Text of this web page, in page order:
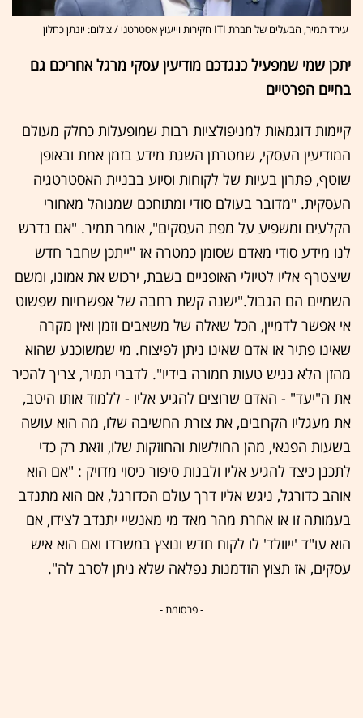
עירד תמיר, הבעלים של חברת ITI חקירות וייעוץ אסטרטגי / צילום: יונתן כחלון
יתכן שמי שמפעיל כנגדכם מודיעין עסקי מרגל אחריכם גם
בחיים הפרטיים
קיימות דוגמאות למניפולציות רבות שמופעלות כחלק מעולם
המודיעין העסקי, שמטרתן השגת מידע בזמן אמת ובאופן
שוטף, פתרון בעיות של לקוחות וסיוע בבניית האסטרטגיה
העסקית. "מדובר בעולם סודי ומתוחכם שמנוהל מאחורי
הקלעים ומשפיע על מפת העסקים", אומר תמיר. "אם נדרש
לנו מידע סודי מאדם שסומן כמטרה אז "ייתכן שחבר חדש
שיצטרף אליו לטיולי האופניים בשבת, ירכוש את אמונו, ומשם
השמיים הם הגבול."ישנה קשת רחבה של אפשרויות שפשוט
אי אפשר לדמיין, הכל שאלה של משאבים וזמן ואין מקרה
שאינו פתיר או אדם שאינו ניתן לפיצוח. מי שמשוכנע שהוא
מהזן הלא נגיש טעות חמורה בידיו". לדברי תמיר, צריך להכיר
את ה"יעד" - האדם שרוצים להגיע אליו - ללמוד אותו היטב,
את מעגליו הקרובים, את צורת החשיבה שלו, מה הוא עושה
בשעות הפנאי, מהן החולשות והחוזקות שלו, וזאת רק כדי
לתכנן כיצד להגיע אליו ולבנות סיפור כיסוי מדויק : "אם הוא
אוהב כדורגל, ניגש אליו דרך עולם הכדורגל, אם הוא מתנדב
בעמותה זו או אחרת מהר מאד מי מאנשיי יתנדב לצידו, אם
הוא עו"ד 'ייוולד' לו לקוח חדש ונוצץ במשרדו ואם הוא איש
עסקים, אז תצוץ הזדמנות נפלאה שלא ניתן לסרב לה".
- פרסומת -